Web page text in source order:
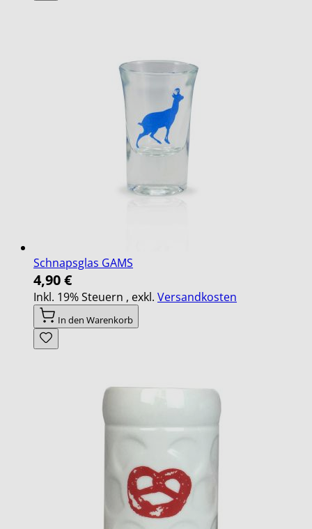
Schnapsglas GAMS
4,90 €
Inkl. 19% Steuern , exkl. Versandkosten
In den Warenkorb